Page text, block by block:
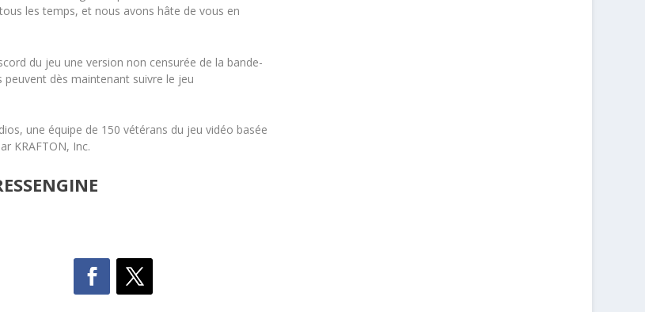
les temps, et nous avons hâte de vous en
du jeu une version non censurée de la bande-
dès maintenant suivre le jeu
une équipe de 150 vétérans du jeu vidéo basée
KRAFTON, Inc.